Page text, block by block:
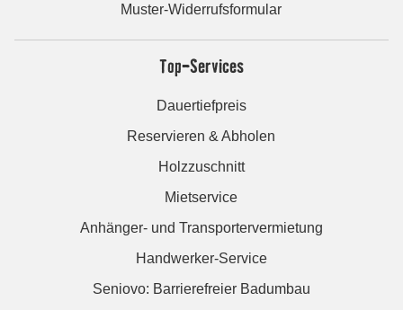
Muster-Widerrufsformular
Top-Services
Dauertiefpreis
Reservieren & Abholen
Holzzuschnitt
Mietservice
Anhänger- und Transportervermietung
Handwerker-Service
Seniovo: Barrierefreier Badumbau